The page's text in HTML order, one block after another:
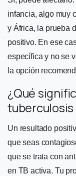
infancia, algo muy
y África, la prueba
positivo. En ese
específica y no se
la opción
¿Qué
tuberculosis
Un resultado
que seas
que se trata con
en TB activa. Tu